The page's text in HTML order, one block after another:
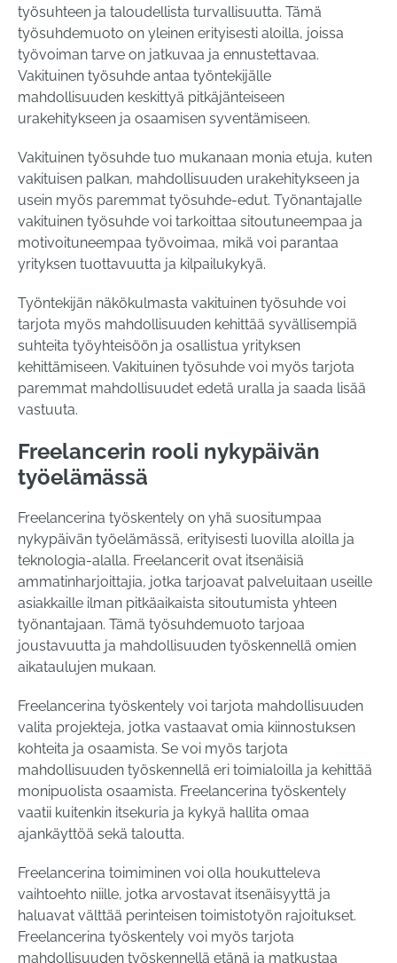
työsuhteen ja taloudellista turvallisuutta. Tämä
työsuhdemuoto on yleinen erityisesti aloilla, joissa
työvoiman tarve on jatkuvaa ja ennustettavaa.
Vakituinen työsuhde antaa työntekijälle
mahdollisuuden keskittyä pitkäjänteiseen
urakehitykseen ja osaamisen syventämiseen.
Vakituinen työsuhde tuo mukanaan monia etuja, kuten
vakituisen palkan, mahdollisuuden urakehitykseen ja
usein myös paremmat työsuhde-edut. Työnantajalle
vakituinen työsuhde voi tarkoittaa sitoutuneempaa ja
motivoituneempaa työvoimaa, mikä voi parantaa
yrityksen tuottavuutta ja kilpailukykyä.
Työntekijän näkökulmasta vakituinen työsuhde voi
tarjota myös mahdollisuuden kehittää syvällisempiä
suhteita työyhteisöön ja osallistua yrityksen
kehittämiseen. Vakituinen työsuhde voi myös tarjota
paremmat mahdollisuudet edetä uralla ja saada lisää
vastuuta.
Freelancerin rooli nykypäivän
työelämässä
Freelancerina työskentely on yhä suositumpaa
nykypäivän työelämässä, erityisesti luovilla aloilla ja
teknologia-alalla. Freelancerit ovat itsenäisiä
ammatinharjoittajia, jotka tarjoavat palveluitaan useille
asiakkaille ilman pitkäaikaista sitoutumista yhteen
työnantajaan. Tämä työsuhdemuoto tarjoaa
joustavuutta ja mahdollisuuden työskennellä omien
aikataulujen mukaan.
Freelancerina työskentely voi tarjota mahdollisuuden
valita projekteja, jotka vastaavat omia kiinnostuksen
kohteita ja osaamista. Se voi myös tarjota
mahdollisuuden työskennellä eri toimialoilla ja kehittää
monipuolista osaamista. Freelancerina työskentely
vaatii kuitenkin itsekuria ja kykyä hallita omaa
ajankäyttöä sekä taloutta.
Freelancerina toimiminen voi olla houkutteleva
vaihtoehto niille, jotka arvostavat itsenäisyyttä ja
haluavat välttää perinteisen toimistotyön rajoitukset.
Freelancerina työskentely voi myös tarjota
mahdollisuuden työskennellä etänä ja matkustaa